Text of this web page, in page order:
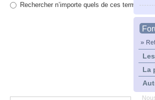
»
La
Rechercher n’importe quels de ces termes